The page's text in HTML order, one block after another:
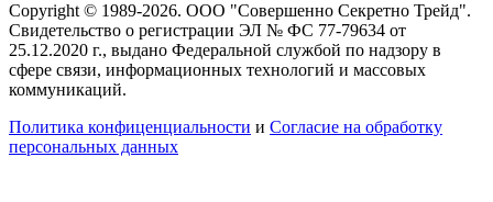
Copyright © 1989-2026. ООО "Совершенно Секретно Трейд".
Свидетельство о регистрации ЭЛ № ФС 77-79634 от
25.12.2020 г., выдано Федеральной службой по надзору в
сфере связи, информационных технологий и массовых
коммуникаций.
Политика конфиценциальности и Согласие на обработку
персональных данных